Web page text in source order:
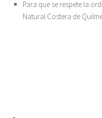
Para que se respete la
Natural Costera de